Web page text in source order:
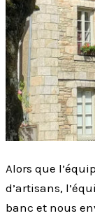
Alors que
d’artisans,
banc et nous